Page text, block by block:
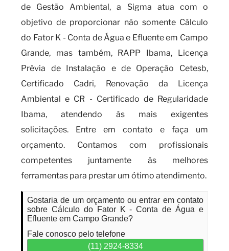
de Gestão Ambiental, a Sigma atua com o
objetivo de proporcionar não somente Cálculo
do Fator K - Conta de Água e Efluente em Campo
Grande, mas também, RAPP Ibama, Licença
Prévia de Instalação e de Operação Cetesb,
Certificado Cadri, Renovação da Licença
Ambiental e CR - Certificado de Regularidade
Ibama, atendendo às mais exigentes
solicitações. Entre em contato e faça um
orçamento. Contamos com profissionais
competentes juntamente às melhores
ferramentas para prestar um ótimo atendimento.
Gostaria de um orçamento ou entrar em contato
sobre Cálculo do Fator K - Conta de Água e
Efluente em Campo Grande?
Fale conosco pelo telefone
(11) 2924-8334